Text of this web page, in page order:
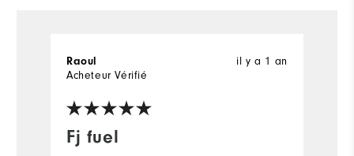
Fj fuel
il y a 1 an
Raoul
Acheteur Vérifié